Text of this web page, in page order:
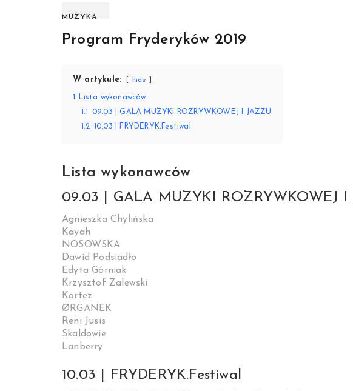
MUZYKA
Program Fryderyków 2019
W artykule: hide
Lista wykonawców
1.1
09.03 | GALA MUZYKI ROZRYWKOWEJ I JAZZU
1.2
10.03 | FRYDERYK.Festiwal
Lista wykonawców
09.03 | GALA MUZYKI ROZRYWKOWEJ I
Agnieszka Chylińska
Kayah
NOSOWSKA
Dawid Podsiadło
Edyta Górniak
Krzysztof Zalewski
Kortez
ØRGANEK
Reni Jusis
Skaldowie
Lanberry
10.03 | FRYDERYK.Festiwal